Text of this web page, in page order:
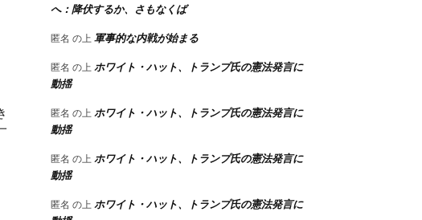
へ：降伏するか、さもなくば
匿名 の上 軍事的な内戦が始まる
匿名 の上 ホワイト・ハット、トランプ氏の憲法発言に
動揺
匿名 の上 ホワイト・ハット、トランプ氏の憲法発言に
動揺
匿名 の上 ホワイト・ハット、トランプ氏の憲法発言に
動揺
匿名 の上 ホワイト・ハット、トランプ氏の憲法発言に